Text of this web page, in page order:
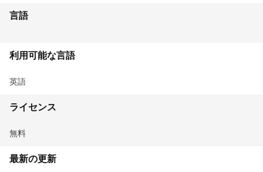
言語
利用可能な言語
英語
ライセンス
無料
最新の更新